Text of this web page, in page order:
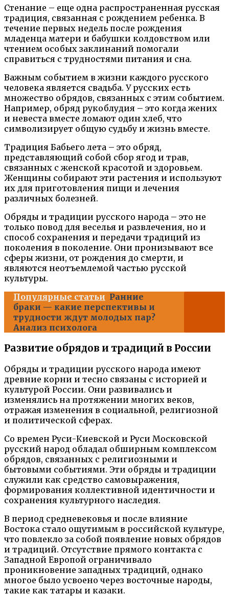
Стенание – еще одна распространенная русская
традиция, связанная с рождением ребенка. В
течение первых недель после рождения
младенца матери и бабушки колдовством или
чтением особых заклинаний помогали
справиться с трудностями питания и сна.
Важным событием в жизни каждого русского
человека является свадьба. У русских есть
множество обрядов, связанных с этим событием.
Например, обряд рукоблудия – это когда жених
и невеста вместе ломают один хлеб, что
символизирует общую судьбу и жизнь вместе.
Традиция Бабьего лета – это обряд,
представляющий собой сбор ягод и трав,
связанных с женской красотой и здоровьем.
Женщины собирают эти растения и используют
их для приготовления пищи и лечения
различных болезней.
Обряды и традиции русского народа – это не
только повод для веселья и развлечения, но и
способ сохранения и передачи традиций из
поколения в поколение. Они пронизывают все
сферы жизни, от рождения до смерти, и
являются неотъемлемой частью русской
культуры.
Популярные статьи Ранние
браки — какие перспективы и
трудности ждут молодых пар?
Анализ психолога
Развитие обрядов и традиций в России
Обряды и традиции русского народа имеют
древние корни и тесно связаны с историей и
культурой России. Они развивались и
изменялись на протяжении многих веков,
отражая изменения в социальной, религиозной
и политической сферах.
Со времен Руси-Киевской и Руси Московской
русский народ обладал обширным комплексом
обрядов, связанных с религиозными и
бытовыми событиями. Эти обряды и традиции
служили как средство самовыражения,
формирования коллективной идентичности и
сохранения культурного наследия.
В период средневековья и после влияние
Востока стало ощутимым в российской культуре,
что повлекло за собой появление новых обрядов
и традиций. Отсутствие прямого контакта с
Западной Европой ограничивало
проникновение западных традиций, однако
многое было усвоено через восточные народы,
такие как татары и казаки.